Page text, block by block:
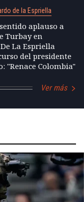
de la Espriella
aplauso a
Turbay en
La Espriella
del presidente
"Renace Colombia"
Ver más